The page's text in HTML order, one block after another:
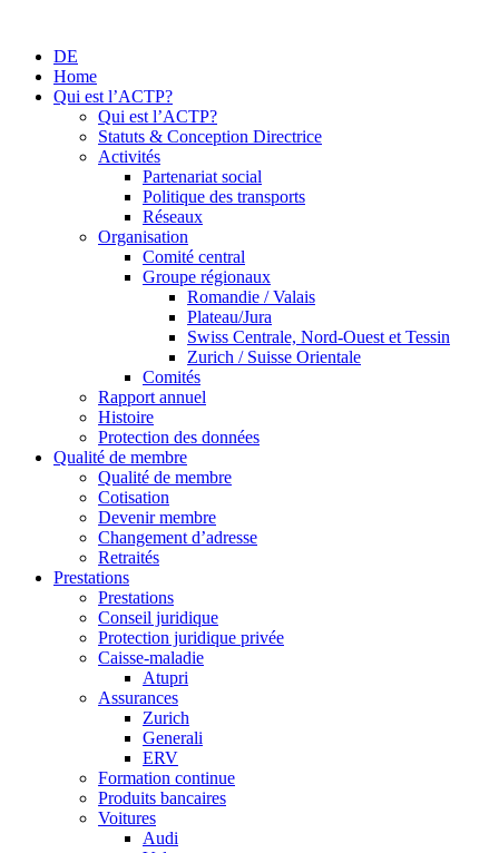
DE
Home
Qui est l’ACTP?
Qui est l’ACTP?
Statuts & Conception Directrice
Activités
Partenariat social
Politique des transports
Réseaux
Organisation
Comité central
Groupe régionaux
Romandie / Valais
Plateau/Jura
Swiss Centrale, Nord-Ouest et Tessin
Zurich / Suisse Orientale
Comités
Rapport annuel
Histoire
Protection des données
Qualité de membre
Qualité de membre
Cotisation
Devenir membre
Changement d’adresse
Retraités
Prestations
Prestations
Conseil juridique
Protection juridique privée
Caisse-maladie
Atupri
Assurances
Zurich
Generali
ERV
Formation continue
Produits bancaires
Voitures
Audi